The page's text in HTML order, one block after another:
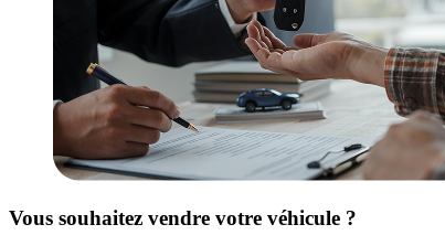
Vous souhaitez vendre votre véhicule ?